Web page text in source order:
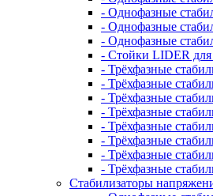
- Однофазные
- Однофазные
- Однофазные
- Стойки LIDER для
- Трёхфазные
- Трёхфазные
- Трёхфазные
- Трёхфазные
- Трёхфазные
- Трёхфазные
- Трёхфазные
- Трёхфазные
Стабилизаторы